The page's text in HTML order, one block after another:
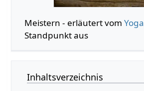
Meistern - erläutert vom Yoga
Standpunkt aus
Inhaltsverzeichnis